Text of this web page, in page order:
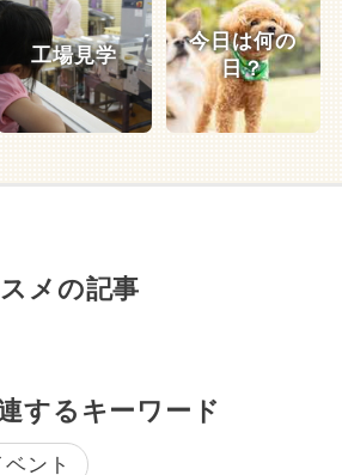
工場見学
今日は何の
日？
メの記事
するキーワード
ント